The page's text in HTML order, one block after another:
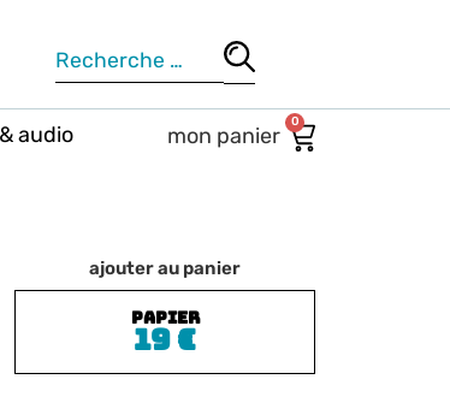
audio 0
ajouter au panier
PAPIER
19€